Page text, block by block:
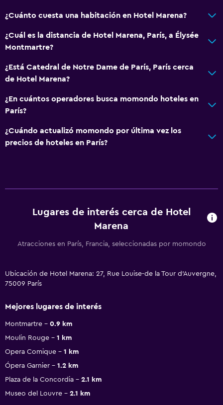
¿Cuánto cuesta una habitación en Hotel Marena?
¿Cuál es la distancia de Hotel Marena, París, a Élysée
Montmartre?
¿Está Catedral de Notre Dame de París, París cerca
de Hotel Marena?
¿En cuántos operadores busca momondo hoteles en
París?
¿Cuándo actualizó momondo por última vez los
precios de hoteles en París?
Lugares de interés cerca de Hotel
Marena
Atracciones en París, Francia, seleccionadas por momondo
Ubicación de Hotel Marena: 27, Rue Louise-de la Tour d'Auvergne,
75009 París
Mejores lugares de interés
Montmartre
0.9 km
Moulin Rouge
1 km
Opera Comique
1 km
Ópera Garnier
1.2 km
Plaza de la Concordia
2.1 km
Museo del Louvre
2.1 km